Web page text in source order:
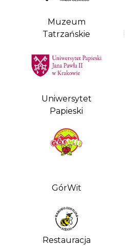
Muzeum
Tatrzańskie
Uniwersytet
Papieski
GórWit
Restauracja